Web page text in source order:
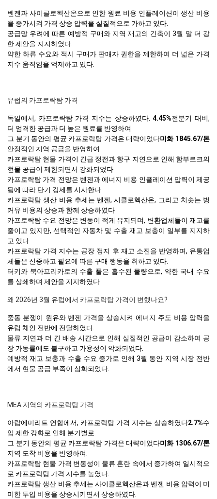
벤젠과 사이클로헥산온으로 인한 원료 비용 인플레이션이 생산 비용
을 증가시켜 가격 상승 압력을 실질적으로 가하고 있다.
공급망 우려에 따른 예방적 구매와 지역 재고의 긴축이 3월 말 더 강
한 제안을 지지하였다.
약한 하류 수요와 적시 구매가 판매자 권한을 제한하여 더 넓은 가격
지수 움직임을 억제하고 있다.
유럽의 카프로락탐 가격
독일에서, 카프로락탐 가격 지수는 상승하였다. 4.45%전분기 대비,
더 엄격한 공급과 더 높은 원료를 반영하여
그 분기 동안의 평균 카프로락탐 가격은 대략이었다미화 1845.67/톤
안정적인 지역 공급을 반영하여
카프로락탐 현물 가격이 긴급 정전과 항구 지연으로 인해 함부르크의
현물 공급이 제한되면서 강화되었다
카프로락탐 가격 전망은 벤젠과 에너지 비용 인플레이션 압력이 제공
됨에 따라 단기 강세를 시사한다
카프로락탐 생산 비용 추세는 벤젠, 시클로헥산온, 그리고 치솟는 벙
커유 비용의 상승과 함께 상승하였다
카프로락탐 수요 전망은 변동이 적게 유지되며, 변환업체들이 재고를
줄이고 있지만, 선택적인 자동차 및 수출 재고 보충이 일부를 지지하
고 있다
카프로락탐 가격 지수는 공장 정지 후 재고 소진을 반영하며, 유통업
체들은 신중하고 필요에 따른 구매 행동을 취하고 있다.
터키와 북아프리카로의 수출 풀은 흡수된 물량으로, 약한 국내 수요
를 상쇄하며 제안을 지지하였다
왜 2026년 3월 유럽에서 카프로락탐 가격이 변했나요?
중동 분쟁이 원유와 벤젠 가격을 상승시켜 에너지 주도 비용 압력을
유럽 체인 전반에 전달하였다.
물류 지연과 더 긴 배송 시간으로 인해 실질적인 공급이 감소하여 공
장 가동률에도 불구하고 가용성이 악화되었다.
예방적 재고 보충과 수출 수요 증가로 인해 3월 동안 지역 시장 전반
에서 현물 공급 부족이 심화되었다.
MEA 지역의 카프로락탐 가격
아랍에미리트 연합에서, 카프로락탐 가격 지수는 상승하였다2.7%수
입 제한 강화로 인해 분기별로.
그 분기 동안의 평균 카프로락탐 가격은 대략이었다미화 1306.67/톤
지역 도착 비용을 반영하여.
카프로락탐 현물 가격 변동성이 물류 혼란 속에서 증가하여 일시적으
로 카프로락탐 가격 지수를 높였다.
카프로락탐 생산 비용 추세는 사이클로헥산온과 벤젠 비용 압력이 미
미한 투입 비용을 상승시키면서 상승하였다.